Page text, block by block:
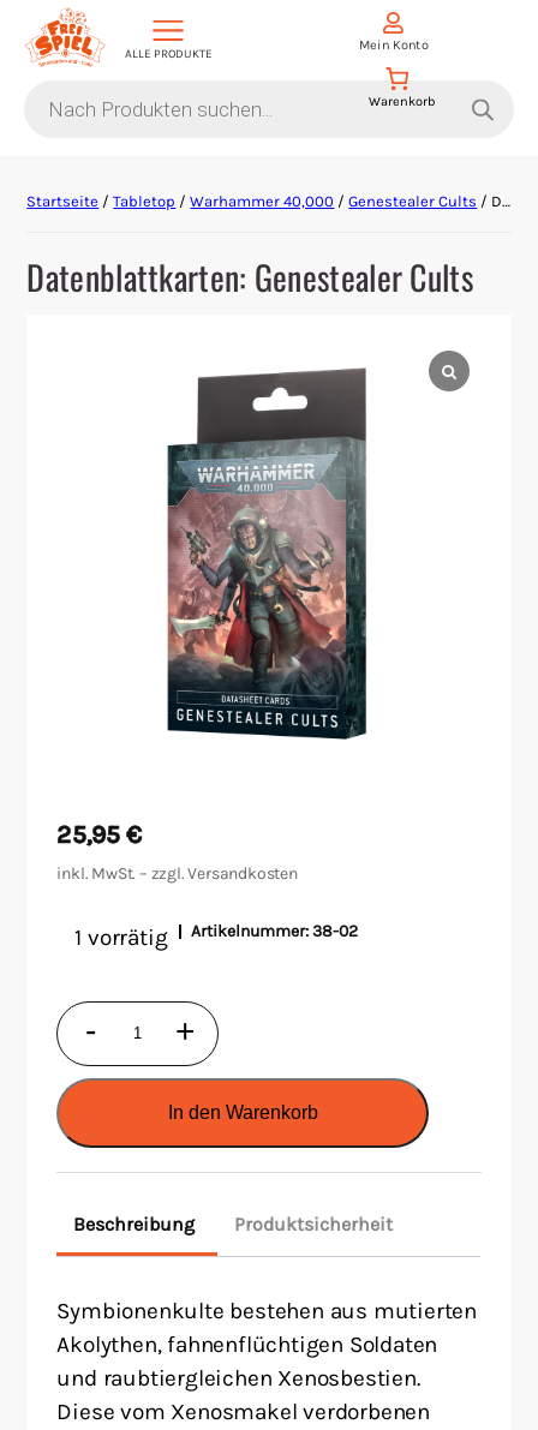
ALLE PRODUKTE
search
Mein Konto
Living Card Games
Malen/Modellbau
Sammelkartenspiele
Tabletop
Startseite /Tabletop /Warhammer 40,000 /Genestealer Cults / Datenblattkarten: Genestealer Cults
Datenblattkarten: Genestealer Cults
25,95€
inkl. MwSt. – zzgl.Versandkosten
1 vorrätig Artikelnummer:38-02
-
Datenblattkarten:
Genestealer
Menge
+
In den Warenkorb
Beschreibung Produktsicherheit
Symbionenkulte bestehen aus mutierten
Akolythen, fahnenflüchtigen Soldaten
und raubtiergleichen Xenosbestien.
Diese vom Xenosmakel verdorbenen